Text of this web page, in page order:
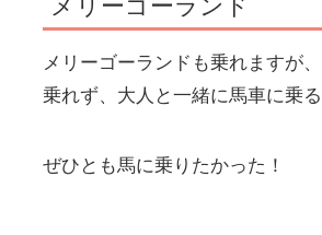
メリーゴーランド
メリーゴーランドも乗れますが
乗れず、大人と一緒に馬車に乗る
ぜひとも馬に乗りたかった！